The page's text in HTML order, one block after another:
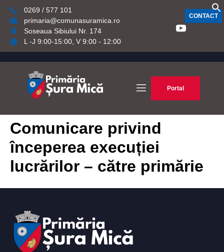
0269 / 577 101
primaria@comunasuramica.ro
Soseaua Sibiului Nr. 174
L -J 9:00-15:00, V 9:00 - 12:00
CONTACT
Portal
Comunicare privind
începerea execuției
lucrărilor – către primărie